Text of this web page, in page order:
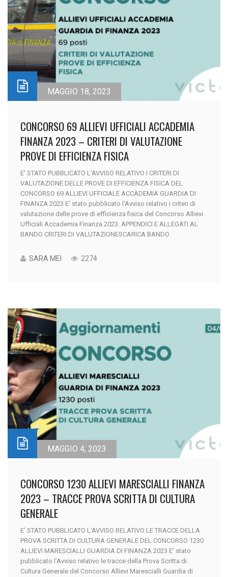
MAGGIO 18, 2023
CONCORSO 69 ALLIEVI UFFICIALI ACCADEMIA
FINANZA 2023 – CRITERI DI VALUTAZIONE
PROVE DI EFFICIENZA FISICA
E' STATO PUBBLICATO L'AVVISO RELATIVO I CRITERI DI
VALUTAZIONE DELLE PROVE DI EFFICIENZA FISICA DEL
CONCORSO 69 ALLIEVI UFFICIALE ACCADEMIA GUARDIA DI
FINANZA 2023 E' stato pubblicato l’Avviso relativo i criteri di
valutazione delle prove di efficienza fisica del Concorso Allievi
Ufficiali Accademia Finanza 2023. APPENDICI E ALLEGATI AL
BANDO CRITERI DI VALUTAZIONESCARICA BANDO
SARA MEI 2274
MAGGIO 4, 2023
CONCORSO 1230 ALLIEVI MARESCIALLI FINANZA
2023 – TRACCE PROVA SCRITTA DI CULTURA
GENERALE
E' STATO PUBBLICATO L'AVVISO RELATIVO LE TRACCE DELLA
PROVA SCRITTA DI CULTURA GENERALE DEL CONCORSO 1230
ALLIEVI MARESCIALLI GUARDIA DI FINANZA 2023 E' stato
pubblicato l’Avviso relativo le tracce della Prova Scritta di
Cultura Generale del Concorso Allievi Marescialli Guardia di